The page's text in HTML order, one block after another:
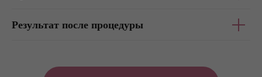
Результат после процедуры